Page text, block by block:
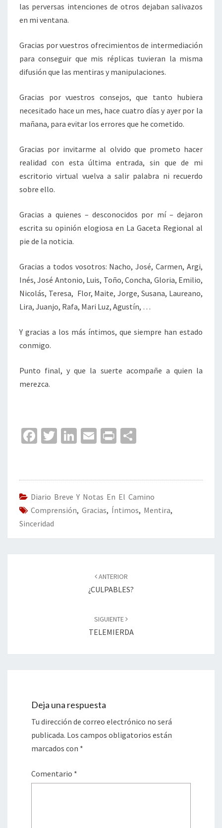
las perversas intenciones de otros dejaban salivazos
en mi ventana.
Gracias por vuestros ofrecimientos de intermediación
para conseguir que mis réplicas tuvieran la misma
difusión que las mentiras y manipulaciones.
Gracias por vuestros consejos, que tanto hubiera
necesitado hace un mes, hace cuatro días y ayer por la
mañana, para evitar los errores que he cometido.
Gracias por invitarme al olvido que prometo hacer
realidad con esta última entrada, sin que de mi
escritorio virtual vuelva a salir palabra ni recuerdo
sobre ello.
Gracias a quienes – desconocidos por mí – dejaron
escrita su opinión elogiosa en La Gaceta Regional al
pie de la noticia.
Gracias a todos vosotros: Nacho, José, Carmen, Argi,
Inés, José Antonio, Luis, Toño, Concha, Gloria, Emilio,
Nicolás, Teresa, Flor, Maite, Jorge, Susana, Laureano,
Lira, Juanjo, Rafa, Mari Luz, Agustín, …
Y gracias a los más íntimos, que siempre han estado
conmigo.
Punto final, y que la suerte acompañe a quien la
merezca.
Fa
o
o
k
T
er
Li
dI
n
E
l
Pr
p
ar
tir
Diario Breve Y Notas En El Camino
Comprensión, Gracias, Íntimos, Mentira,
Sinceridad
ANTERIOR
¿CULPABLES?
SIGUIENTE
TELEMIERDA
Deja una respuesta
Tu dirección de correo electrónico no será
publicada. Los campos obligatorios están
marcados con *
Comentario *